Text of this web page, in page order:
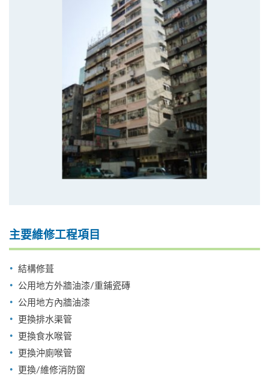
主要維修工程項目
結構修葺
公用地方外牆油漆/重鋪瓷磚
公用地方內牆油漆
更換排水渠管
更換食水喉管
更換沖廁喉管
更換/維修消防窗